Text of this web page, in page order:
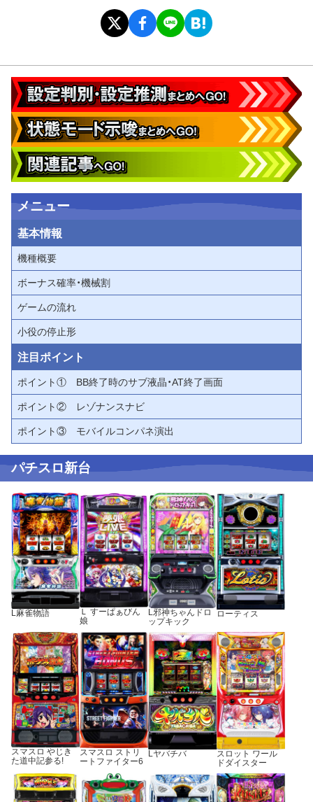
メニュー
基本情報
機種概要
ボーナス確率・機械割
ゲームの流れ
小役の停止形
注目ポイント
ポイント① BB終了時のサブ液晶・AT終了画面
ポイント② レゾナンスナビ
ポイント③ モバイルコンパネ演出
パチスロ新台
L麻雀物語
Ｌ すーぱぁびん
娘
L邪神ちゃんドロ
ップキック
ローティス
スマスロ やじき
た道中記参る!
スマスロ ストリ
ートファイター6
Lヤバチバ
スロット ワール
ドダイスター